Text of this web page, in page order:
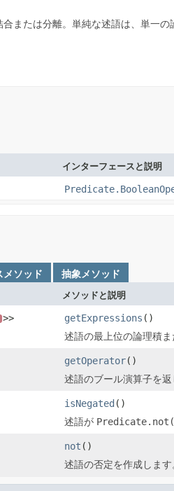
または分離。単純な述語は、単一の
インターフェースと説明
メソッド 抽象メソッド
メソッドと説明
>> getExpressions ()
述語の最上位の論理積ま
getOperator()
述語のブール演算子を返
isNegated ()
述語が
not ()
述語の否定を作成します